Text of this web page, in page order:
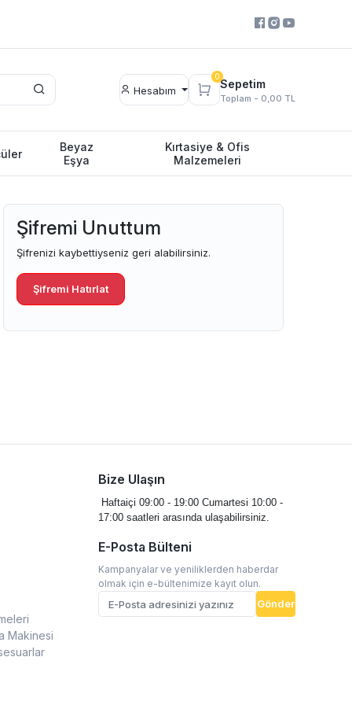
Hesabım
0
Sepetim
Toplam - 0,00 TL
Beyaz
Eşya
Kırtasiye & Ofis
Malzemeleri
Şifremi Unuttum
Şifrenizi kaybettiyseniz geri alabilirsiniz.
Şifremi Hatırlat
Makinesi
Bize Ulaşın
Haftaiçi 09:00 - 19:00 Cumartesi 10:00 -
17:00 saatleri arasında ulaşabilirsiniz.
E-Posta Bülteni
Kampanyalar ve yeniliklerden haberdar
olmak için e-bültenimize kayıt olun.
Gönder